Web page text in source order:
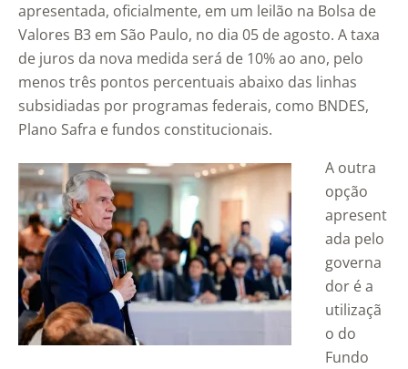
apresentada, oficialmente, em um leilão na Bolsa de
Valores B3 em São Paulo, no dia 05 de agosto. A taxa
de juros da nova medida será de 10% ao ano, pelo
menos três pontos percentuais abaixo das linhas
subsidiadas por programas federais, como BNDES,
Plano Safra e fundos constitucionais.
A outra
opção
apresent
ada pelo
governa
dor é a
utilizaçã
o do
Fundo